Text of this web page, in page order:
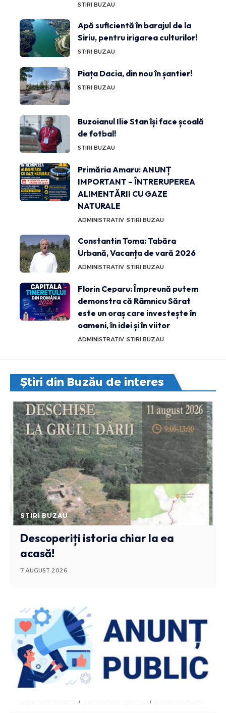
STIRI BUZAU
Apă suficientă în barajul de la
Siriu, pentru irigarea culturilor!
STIRI BUZAU
Piața Dacia, din nou în șantier!
STIRI BUZAU
Buzoianul Ilie Stan își face școală
de fotbal!
STIRI BUZAU
Primăria Amaru: ANUNȚ
IMPORTANT – ÎNTRERUPEREA
ALIMENTĂRII CU GAZE
NATURALE
ADMINISTRATIV STIRI BUZAU
Constantin Toma: Tabăra
Urbană, Vacanța de vară 2026
ADMINISTRATIV STIRI BUZAU
Florin Ceparu: Împreună putem
demonstra că Râmnicu Sărat
este un oraș care investește în
oameni, în idei și în viitor
ADMINISTRATIV STIRI BUZAU
Știri din Buzău de interes
STIRI BUZAU
Descoperiți istoria chiar la ea
acasă!
7 AUGUST 2026
ADMINISTRATIV ANUNTURI BUZAU